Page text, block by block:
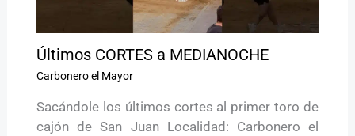
Últimos CORTES a MEDIANOCHE
Carbonero el Mayor
Sacándole los últimos cortes al primer toro de
cajón de San Juan Localidad: Carbonero el